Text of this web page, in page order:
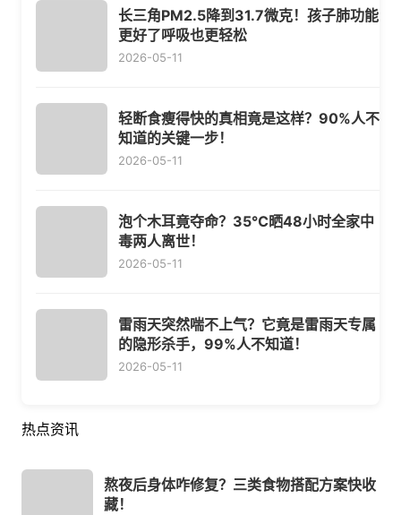
长三角PM2.5降到31.7微克！孩子肺功能
更好了呼吸也更轻松
2026-05-11
轻断食瘦得快的真相竟是这样？90%人不
知道的关键一步！
2026-05-11
泡个木耳竟夺命？35℃晒48小时全家中
毒两人离世！
2026-05-11
雷雨天突然喘不上气？它竟是雷雨天专属
的隐形杀手，99%人不知道！
2026-05-11
热点资讯
熬夜后身体咋修复？三类食物搭配方案快收
藏！